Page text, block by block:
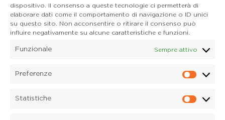
dispositivo. Il consenso a queste tecnologie ci permetterà di
elaborare dati come il comportamento di navigazione o ID unici
su questo sito. Non acconsentire o ritirare il consenso può
influire negativamente su alcune caratteristiche e funzioni.
Funzionale Sempre attivo
Preferenze
Statistiche
Cortina d'Ampezzo
32043 Cortina d'Ampezzo (BL)
Tel. 0436 4127
E-mail. pieve@dolomitica.it
S. Stefano di Cadore
32045 S. Stefano di Cadore - Comelico (BL)